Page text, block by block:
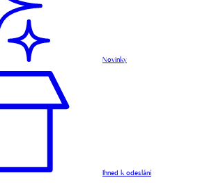
Novinky
Ihned k odeslání